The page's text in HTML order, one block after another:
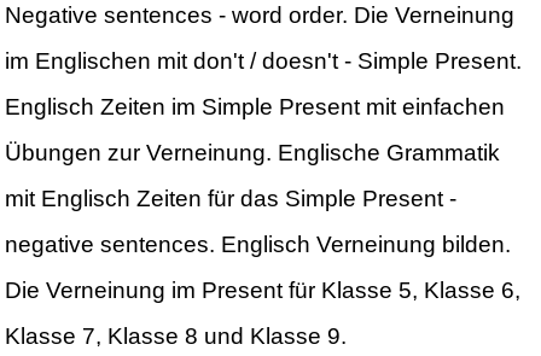
Negative sentences - word order. Die Verneinung
im Englischen mit don't / doesn't - Simple Present.
Englisch Zeiten im Simple Present mit einfachen
Übungen zur Verneinung. Englische Grammatik
mit Englisch Zeiten für das Simple Present -
negative sentences. Englisch Verneinung bilden.
Die Verneinung im Present für Klasse 5, Klasse 6,
Klasse 7, Klasse 8 und Klasse 9.